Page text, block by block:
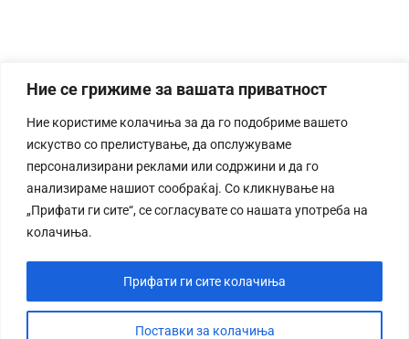
Ние се грижиме за вашата приватност
Ние користиме колачиња за да го подобриме вашето
искуство со прелистување, да опслужуваме
персонализирани реклами или содржини и да го
анализираме нашиот сообраќај. Со кликнување на
„Прифати ги сите“, се согласувате со нашата употреба на
колачиња.
Поставки за колачиња
Прифати ги сите колачиња